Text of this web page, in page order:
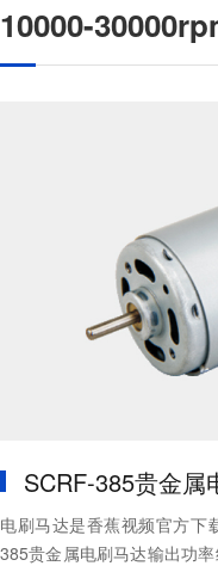
10000-
SCRF-385贵金属
电刷马达是香蕉视频官方下
385贵金属电刷马达输出功